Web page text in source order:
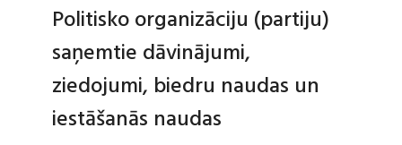
Politisko organizāciju (partiju)
saņemtie dāvinājumi,
ziedojumi, biedru naudas un
iestāšanās naudas